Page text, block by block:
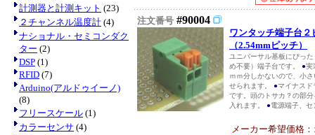
計測器と計測キット (23)
２チャンネル温度計 (4)
ナショナル・セミコンダク
ター (2)
DSP (1)
RFID (7)
Arduino(アルドゥイーノ)
(8)
フリースケール (1)
カラーセンサ (4)
注文番号 #90004
ワンタッチ端子台
（2.54mmピッチ）
ユニバーサル基板にぴっ
め不要）端子台です。 ●実
ｍｍ分しかないので、小
せられます。 ●マイナスド
です。頭のトサカ？の部
入れます。 ●電源端子、
メーカー希望価格